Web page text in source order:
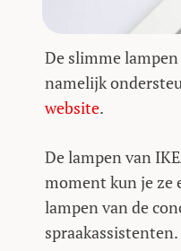
De slimme
namelijk
website.
De lampen van
moment kun je ze
lampen van de